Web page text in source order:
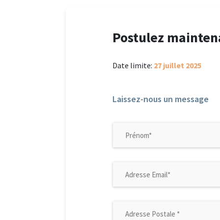
Postulez
Date limite: 27 juillet 2025
Laissez-nous un message